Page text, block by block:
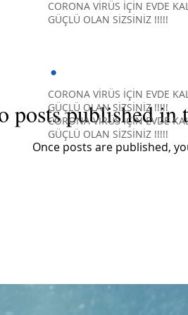
posts published in
Once posts are published,
CORONA VİRÜS İÇİN EVDE
GÜÇLÜ OLAN SİZSİNİZ !!!!!
.
CORONA VİRÜS İÇİN EVDE
GÜÇLÜ OLAN SİZSİNİZ !!!!!
CORONA VİRÜS İÇİN EVDE
GÜÇLÜ OLAN SİZSİNİZ !!!!!